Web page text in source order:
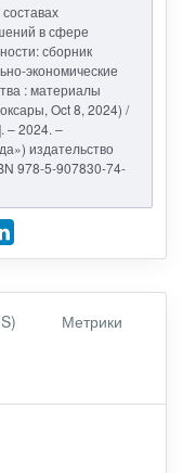
в сфере
сборник
экономические
: материалы
Oct 8, 2024) /
– 2024. –
издательство
978-5-907830-74-
Метрики